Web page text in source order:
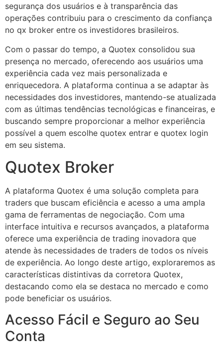
segurança dos usuários e à transparência das
operações contribuiu para o crescimento da confiança
no qx broker entre os investidores brasileiros.
Com o passar do tempo, a Quotex consolidou sua
presença no mercado, oferecendo aos usuários uma
experiência cada vez mais personalizada e
enriquecedora. A plataforma continua a se adaptar às
necessidades dos investidores, mantendo-se atualizada
com as últimas tendências tecnológicas e financeiras, e
buscando sempre proporcionar a melhor experiência
possível a quem escolhe quotex entrar e quotex login
em seu sistema.
Quotex Broker
A plataforma Quotex é uma solução completa para
traders que buscam eficiência e acesso a uma ampla
gama de ferramentas de negociação. Com uma
interface intuitiva e recursos avançados, a plataforma
oferece uma experiência de trading inovadora que
atende às necessidades de traders de todos os níveis
de experiência. Ao longo deste artigo, exploraremos as
características distintivas da corretora Quotex,
destacando como ela se destaca no mercado e como
pode beneficiar os usuários.
Acesso Fácil e Seguro ao Seu
Conta